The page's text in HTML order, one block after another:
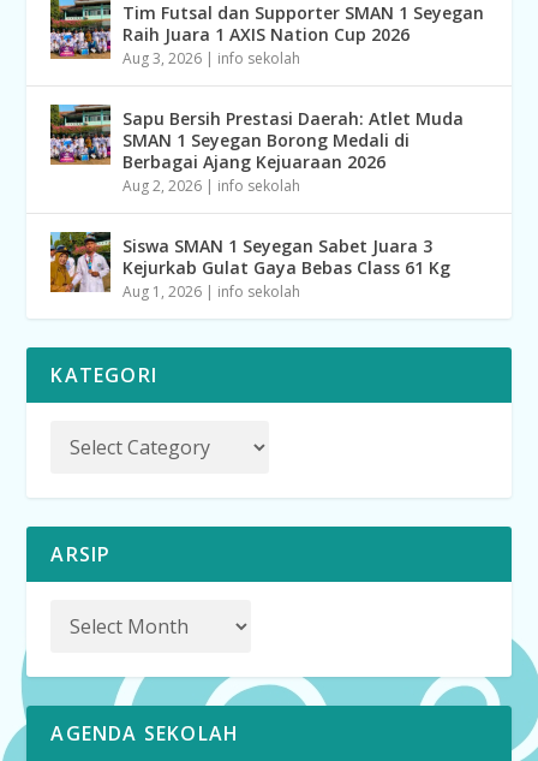
Tim Futsal dan Supporter SMAN 1 Seyegan
Raih Juara 1 AXIS Nation Cup 2026
Aug 3, 2026 | info sekolah
Sapu Bersih Prestasi Daerah: Atlet Muda
SMAN 1 Seyegan Borong Medali di
Berbagai Ajang Kejuaraan 2026
Aug 2, 2026 | info sekolah
Siswa SMAN 1 Seyegan Sabet Juara 3
Kejurkab Gulat Gaya Bebas Class 61 Kg
Aug 1, 2026 | info sekolah
KATEGORI
ARSIP
AGENDA SEKOLAH